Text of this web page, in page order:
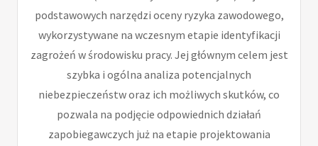
podstawowych narzędzi oceny ryzyka zawodowego,
wykorzystywane na wczesnym etapie identyfikacji
zagrożeń w środowisku pracy. Jej głównym celem jest
szybka i ogólna analiza potencjalnych
niebezpieczeństw oraz ich możliwych skutków, co
pozwala na podjęcie odpowiednich działań
zapobiegawczych już na etapie projektowania